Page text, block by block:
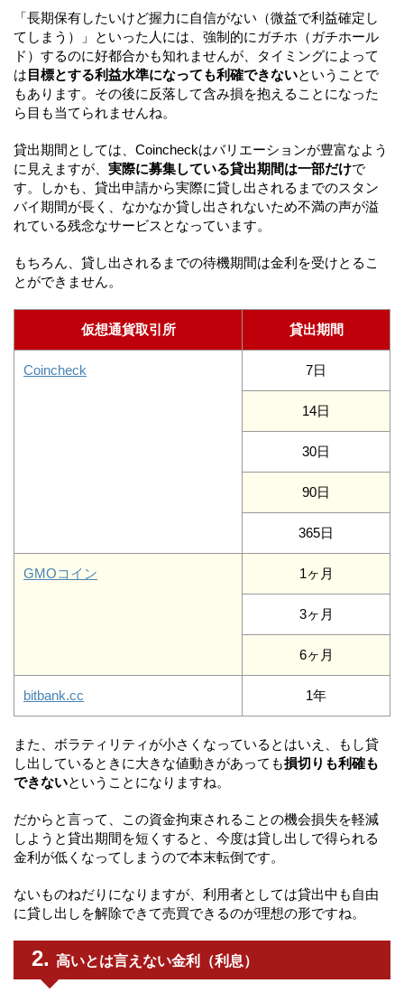
「長期保有したいけど握力に自信がない（微益で利益確定し
てしまう）」といった人には、強制的にガチホ（ガチホール
ド）するのに好都合かも知れませんが、タイミングによって
は 目標とする利益水準になっても利確できないということで
もあります。その後に反落して含み損を抱えることになった
ら目も当てられませんね。
貸出期間としては、Coincheckはバリエーションが豊富なよう
に見えますが、 実際に募集している貸出期間は一部だけで
す。しかも、貸出申請から実際に貸し出されるまでのスタン
バイ期間が長く、なかなか貸し出されないため不満の声が溢
れている残念なサービスとなっています。
もちろん、貸し出されるまでの待機期間は金利を受けとるこ
とができません。
仮想通貨取引所 貸出期間
Coincheck 7日
14日
30日
90日
365日
GMOコイン 1ヶ月
3ヶ月
6ヶ月
bitbank.cc 1年
また、ボラティリティが小さくなっているとはいえ、もし貸
し出しているときに大きな値動きがあっても損切りも利確も
できないということになりますね。
だからと言って、この資金拘束されることの機会損失を軽減
しようと貸出期間を短くすると、今度は貸し出しで得られる
金利が低くなってしまうので本末転倒です。
ないものねだりになりますが、利用者としては貸出中も自由
に貸し出しを解除できて売買できるのが理想の形ですね。
高いとは言えない金利（利息）